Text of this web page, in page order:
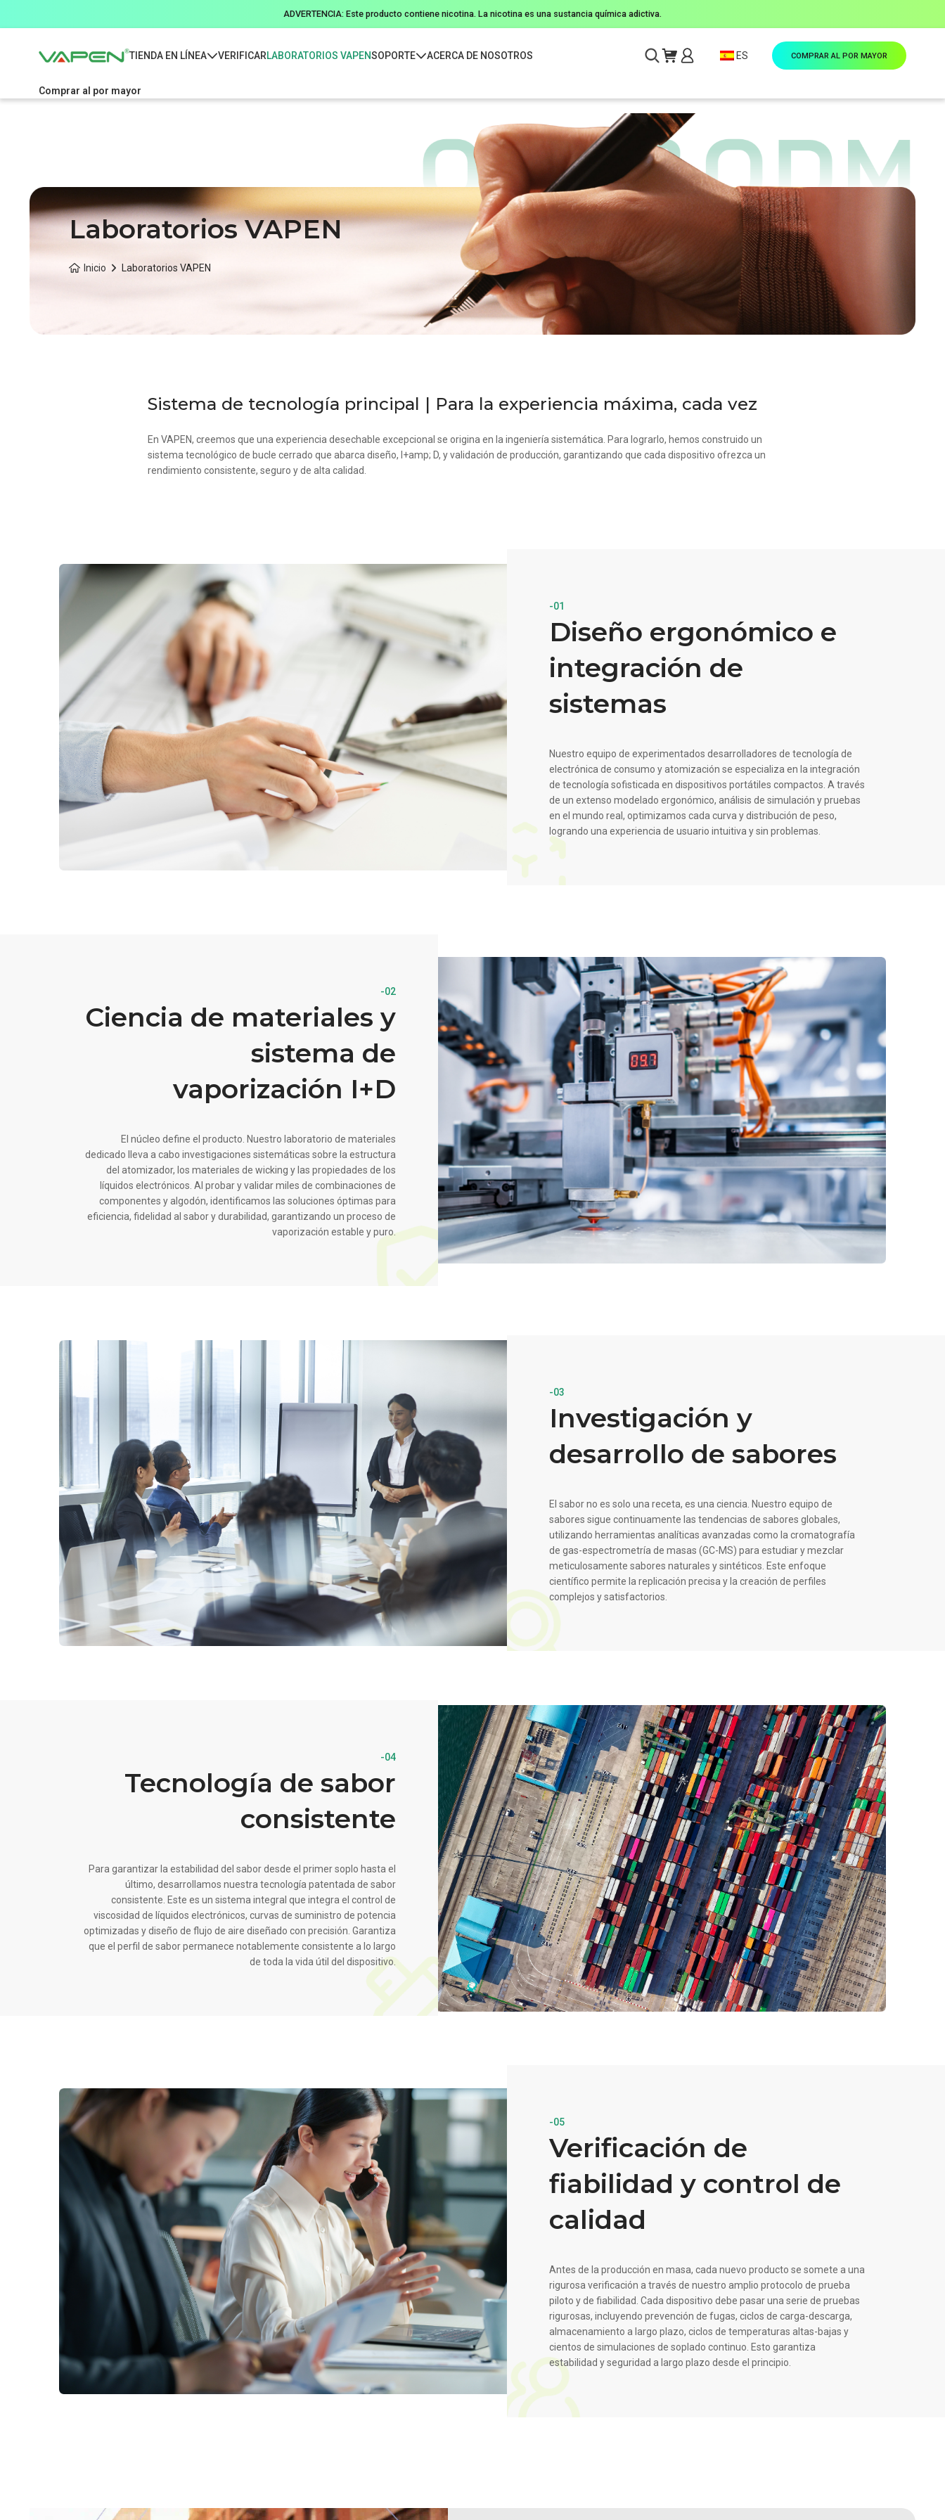
ADVERTENCIA: Este producto contiene nicotina. La nicotina es una sustancia química adictiva.
TIENDA EN LÍNEA VERIFICARLABORATORIOS VAPENSOPORTE ACERCA DE NOSOTROS ES COMPRAR AL POR MAYOR
Comprar al por mayor
Laboratorios VAPEN
Inicio Laboratorios VAPEN
Sistema de tecnología principal | Para la experiencia máxima, cada vez
En VAPEN, creemos que una experiencia desechable excepcional se origina en la ingeniería sistemática. Para lograrlo, hemos construido un
sistema tecnológico de bucle cerrado que abarca diseño, I+amp; D, y validación de producción, garantizando que cada dispositivo ofrezca un
rendimiento consistente, seguro y de alta calidad.
-01
Diseño ergonómico e
integración de
sistemas
Nuestro equipo de experimentados desarrolladores de tecnología de
electrónica de consumo y atomización se especializa en la integración
de tecnología sofisticada en dispositivos portátiles compactos. A través
de un extenso modelado ergonómico, análisis de simulación y pruebas
en el mundo real, optimizamos cada curva y distribución de peso,
logrando una experiencia de usuario intuitiva y sin problemas.
-02
Ciencia de materiales y
sistema de
vaporización I+D
El núcleo define el producto. Nuestro laboratorio de materiales
dedicado lleva a cabo investigaciones sistemáticas sobre la estructura
del atomizador, los materiales de wicking y las propiedades de los
líquidos electrónicos. Al probar y validar miles de combinaciones de
componentes y algodón, identificamos las soluciones óptimas para
eficiencia, fidelidad al sabor y durabilidad, garantizando un proceso de
vaporización estable y puro.
-03
Investigación y
desarrollo de sabores
El sabor no es solo una receta, es una ciencia. Nuestro equipo de
sabores sigue continuamente las tendencias de sabores globales,
utilizando herramientas analíticas avanzadas como la cromatografía
de gas-espectrometría de masas (GC-MS) para estudiar y mezclar
meticulosamente sabores naturales y sintéticos. Este enfoque
científico permite la replicación precisa y la creación de perfiles
complejos y satisfactorios.
-04
Tecnología de sabor
consistente
Para garantizar la estabilidad del sabor desde el primer soplo hasta el
último, desarrollamos nuestra tecnología patentada de sabor
consistente. Este es un sistema integral que integra el control de
viscosidad de líquidos electrónicos, curvas de suministro de potencia
optimizadas y diseño de flujo de aire diseñado con precisión. Garantiza
que el perfil de sabor permanece notablemente consistente a lo largo
de toda la vida útil del dispositivo.
-05
Verificación de
fiabilidad y control de
calidad
Antes de la producción en masa, cada nuevo producto se somete a una
rigurosa verificación a través de nuestro amplio protocolo de prueba
piloto y de fiabilidad. Cada dispositivo debe pasar una serie de pruebas
rigurosas, incluyendo prevención de fugas, ciclos de carga-descarga,
almacenamiento a largo plazo, ciclos de temperaturas altas-bajas y
cientos de simulaciones de soplado continuo. Esto garantiza
estabilidad y seguridad a largo plazo desde el principio.